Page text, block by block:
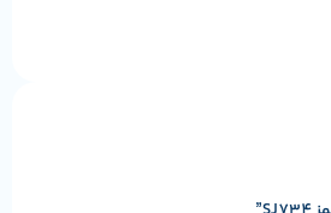
تعویض مکرر آن می‌شود.